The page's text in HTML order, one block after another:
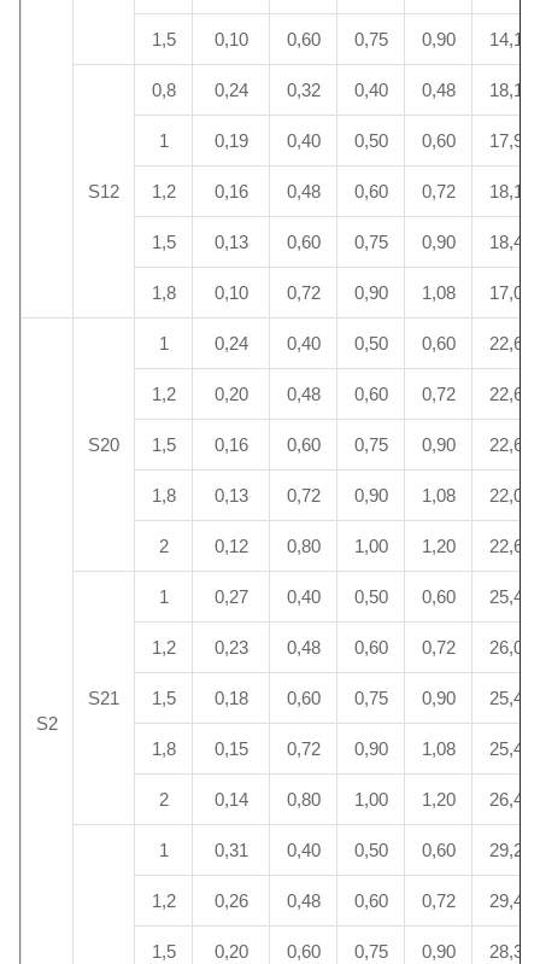
1,5 0,10 0,60 0,75 0,90 14,1
S12
0,8 0,24 0,32 0,40 0,48 18,1
1 0,19 0,40 0,50 0,60 17,9
1,2 0,16 0,48 0,60 0,72 18,1
1,5 0,13 0,60 0,75 0,90 18,4
1,8 0,10 0,72 0,90 1,08 17,0
S2
S20
1 0,24 0,40 0,50 0,60 22,6
1,2 0,20 0,48 0,60 0,72 22,6
1,5 0,16 0,60 0,75 0,90 22,6
1,8 0,13 0,72 0,90 1,08 22,0
2 0,12 0,80 1,00 1,20 22,6
S21
1 0,27 0,40 0,50 0,60 25,4
1,2 0,23 0,48 0,60 0,72 26,0
1,5 0,18 0,60 0,75 0,90 25,4
1,8 0,15 0,72 0,90 1,08 25,4
2 0,14 0,80 1,00 1,20 26,4
1 0,31 0,40 0,50 0,60 29,2
1,2 0,26 0,48 0,60 0,72 29,4
1,5 0,20 0,60 0,75 0,90 28,3